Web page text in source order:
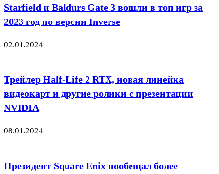
Starfield и Baldurs Gate 3 вошли в топ игр за
2023 год по версии Inverse
02.01.2024
Трейлер Half-Life 2 RTX, новая линейка
видеокарт и другие ролики с презентации
NVIDIA
08.01.2024
Президент Square Enix пообещал более